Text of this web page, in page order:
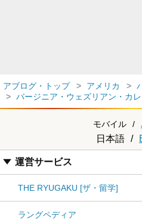
アブログ・トップ アメリカ
バージニア・ウェズリアン・カ
モバイル /
日本語 /
運営サービス
THE RYUGAKU [ザ・留学]
ラングペディア